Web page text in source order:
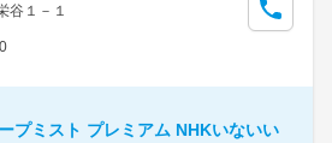
谷１－１
プミスト プレミアム NHKいないい